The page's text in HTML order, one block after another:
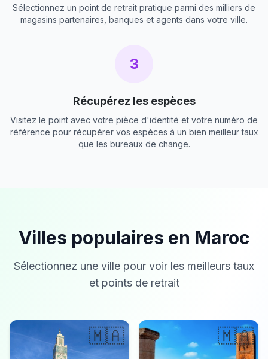
Sélectionnez un point de retrait pratique parmi des milliers de
magasins partenaires, banques et agents dans votre ville.
3
Récupérez les espèces
Visitez le point avec votre pièce d'identité et votre numéro de
référence pour récupérer vos espèces à un bien meilleur taux
que les bureaux de change.
Villes populaires en Maroc
Sélectionnez une ville pour voir les meilleurs taux
et points de retrait
🇲🇦 🇲🇦